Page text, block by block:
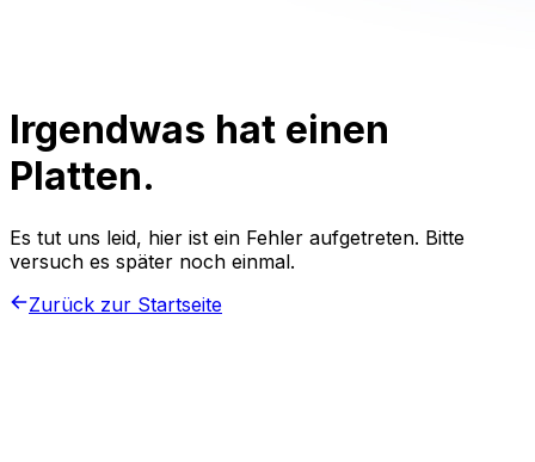
Irgendwas hat einen
Platten.
Es tut uns leid, hier ist ein Fehler aufgetreten. Bitte
versuch es später noch einmal.
Zurück zur Startseite